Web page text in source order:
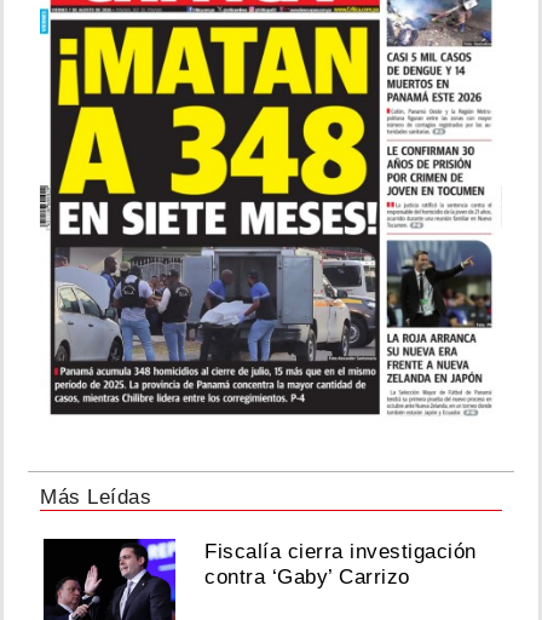
Más Leídas
Fiscalía cierra investigación
contra ‘Gaby’ Carrizo